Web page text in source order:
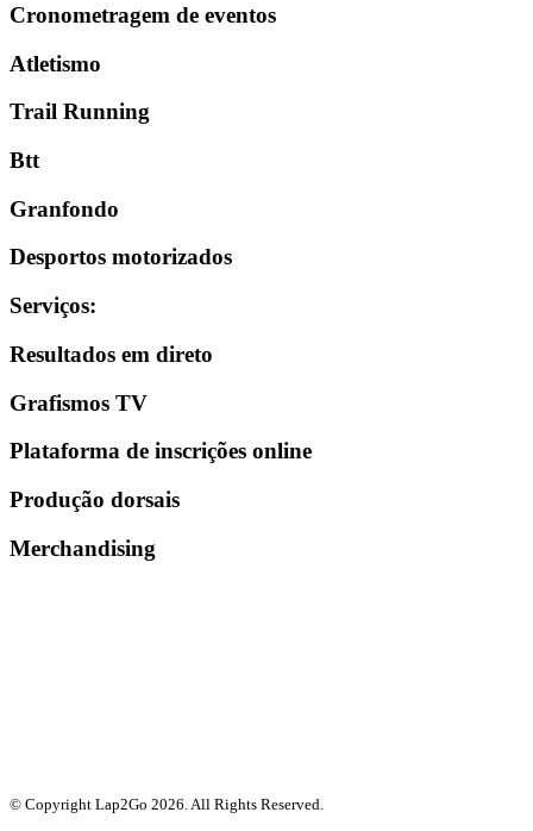
Cronometragem de eventos
Atletismo
Trail Running
Btt
Granfondo
Desportos motorizados
Serviços:
Resultados em direto
Grafismos TV
Plataforma de inscrições online
Produção dorsais
Merchandising
© Copyright Lap2Go 2026. All Rights Reserved.